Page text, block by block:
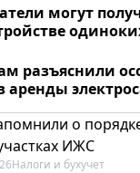
могут
разъяснили
аренды
о
ИЖС
Налоги и бухучет